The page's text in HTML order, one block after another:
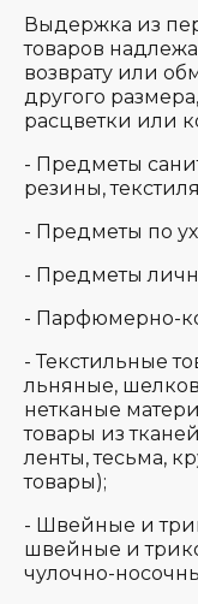
Выдержка из
товаров
возврату или
другого
расцветки или
- Предметы
резины,
- Предметы по
- Предметы
- Парфюмерно-
- Текстильные
льняные,
нетканые
товары из
ленты, тесьма,
товары);
- Швейные и
швейные и
чулочно-